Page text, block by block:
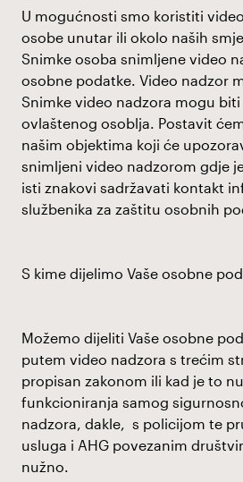
U mogućnosti smo koristiti
osobe unutar ili okolo naših
Snimke osoba snimljene video
osobne podatke. Video nadzor
Snimke video nadzora mogu
ovlaštenog osoblja. Postavit
našim objektima koji će
snimljeni video nadzorom gdje
isti znakovi sadržavati kontakt
službenika za zaštitu osobnih
S kime dijelimo Vaše osobne
Možemo dijeliti Vaše osobne
putem video nadzora s trećim
propisan zakonom ili kad je to
funkcioniranja samog
nadzora, dakle, s policijom te
usluga i AHG povezanim
nužno.